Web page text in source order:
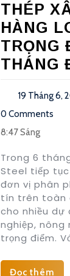
THÉP
HÀNG
TRỌNG
THÁNG
19 Tháng 6,
0 Comments
8:47 Sáng
Trong 6
Steel tiếp tục
đơn vị phân
tín trên toàn
cho nhiều dự
nghiệp, nông
trọng điểm.
Đọc thêm